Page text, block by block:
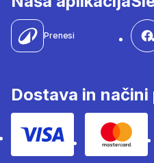
Prenesi
Dostava in načini
Visa